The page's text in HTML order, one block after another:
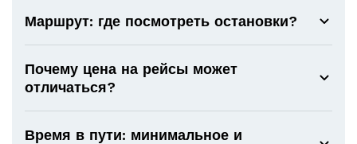
Маршрут: где посмотреть остановки?
Почему цена на рейсы может
отличаться?
Время в пути: минимальное и